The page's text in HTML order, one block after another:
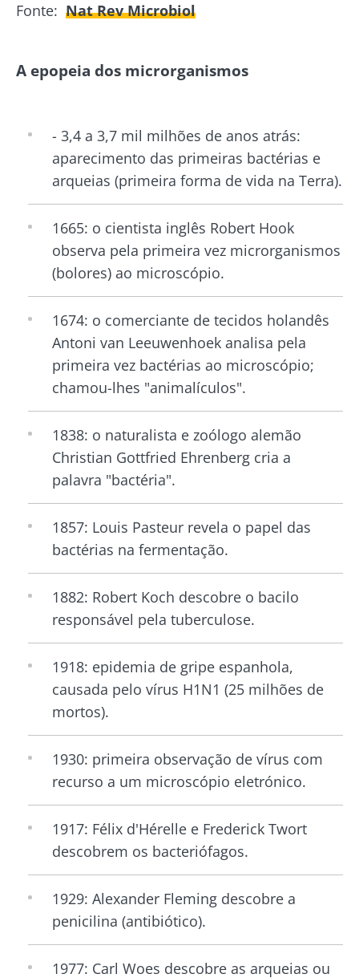
Fonte: Nat Rev Microbiol
A epopeia dos microrganismos
- 3,4 a 3,7 mil milhões de anos atrás:
aparecimento das primeiras bactérias e
arqueias (primeira forma de vida na Terra).
1665: o cientista inglês Robert Hook
observa pela primeira vez microrganismos
(bolores) ao microscópio.
1674: o comerciante de tecidos holandês
Antoni van Leeuwenhoek analisa pela
primeira vez bactérias ao microscópio;
chamou-lhes "animalículos".
1838: o naturalista e zoólogo alemão
Christian Gottfried Ehrenberg cria a
palavra "bactéria".
1857: Louis Pasteur revela o papel das
bactérias na fermentação.
1882: Robert Koch descobre o bacilo
responsável pela tuberculose.
1918: epidemia de gripe espanhola,
causada pelo vírus H1N1 (25 milhões de
mortos).
1930: primeira observação de vírus com
recurso a um microscópio eletrónico.
1917: Félix d'Hérelle e Frederick Twort
descobrem os bacteriófagos.
1929: Alexander Fleming descobre a
penicilina (antibiótico).
1977: Carl Woes descobre as arqueias ou